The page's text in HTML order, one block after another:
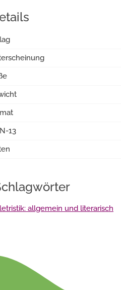
13
allgemein und literarisch